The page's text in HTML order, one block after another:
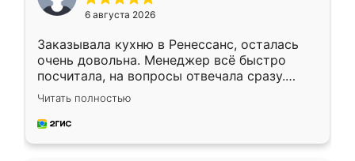
6 августа 2026
Заказывала кухню в Ренессанс, осталась
очень довольна. Менеджер всё быстро
посчитала, на вопросы отвечала сразу.
Замерщик приехал в субботу, подошёл к
делу со всей ответственностью. Собрали
за день, ребята работали аккуратно, даже
Читать полностью